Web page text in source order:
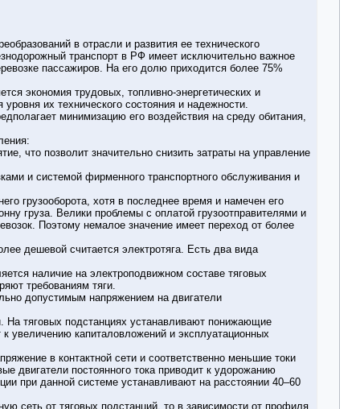
в отрасли и развития ее технического
транспорт в РФ имеет исключительно важное
пассажиров. На его долю приходится более 75%
экономия трудовых, топливно-энергетических и
их технического состояния и надежности.
минимизацию его воздействия на среду обитания,
что позволит значительно снизить затраты на управление
и системой фирменного транспортного обслуживания и
грузооборота, хотя в последнее время и намечен его
груза. Велики проблемы с оплатой грузоотправителями и
Поэтому немалое значение имеет переход от более
дешевой считается электротяга. Есть два вида
наличие на электроподвижном составе тяговых
требованиям тяги.
допустимым напряжением на двигатели
На тяговых подстанциях устанавливают понижающие
увеличению капиталовложений и эксплуатационных
в контактной сети и соответственно меньшие токи
двигатели постоянного тока приводит к удорожанию
при данной системе устанавливают на расстоянии 40–60
сеть от тяговых подстанций, то в зависимости от профиля